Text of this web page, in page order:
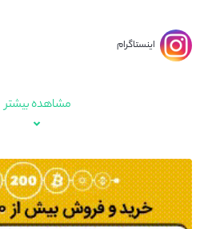
اینستاگرام
مشاهده بیشتر